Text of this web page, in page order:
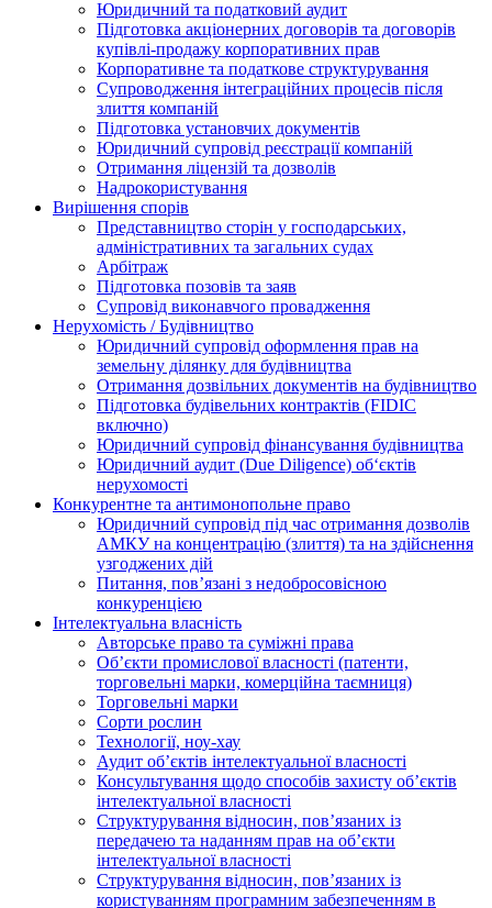
Юридичний та податковий аудит
Підготовка акціонерних договорів та договорів
купівлі-продажу корпоративних прав
Корпоративне та податкове структурування
Супроводження інтеграційних процесів після
злиття компаній
Підготовка установчих документів
Юридичний супровід реєстрації компаній
Отримання ліцензій та дозволів
Надрокористування
Вирішення спорів
Представництво сторін у господарських,
адміністративних та загальних судах
Арбітраж
Підготовка позовів та заяв
Супровід виконавчого провадження
Нерухомість / Будівництво
Юридичний супровід оформлення прав на
земельну ділянку для будівництва
Отримання дозвільних документів на будівництво
Підготовка будівельних контрактів (FIDIC
включно)
Юридичний супровід фінансування будівництва
Юридичний аудит (Due Diligence) об‘єктів
нерухомості
Конкурентне та антимонопольне право
Юридичний супровід під час отримання дозволів
АМКУ на концентрацію (злиття) та на здійснення
узгоджених дій
Питання, пов’язані з недобросовісною
конкуренцією
Інтелектуальна власність
Авторське право та суміжні права
Oб’єкти промислової власності (патенти,
торговельні марки, комерційна таємниця)
Торговельні марки
Сорти рослин
Технології, ноу-хау
Аудит об’єктів інтелектуальної власності
Консультування щодо способів захисту об’єктів
інтелектуальної власності
Структурування відносин, пов’язаних із
передачею та наданням прав на об’єкти
інтелектуальної власності
Структурування відносин, пов’язаних із
користуванням програмним забезпеченням в